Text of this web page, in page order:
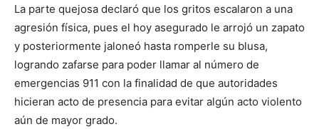
La parte quejosa declaró que los gritos escalaron a una
agresión física, pues el hoy asegurado le arrojó un zapato
y posteriormente jaloneó hasta romperle su blusa,
logrando zafarse para poder llamar al número de
emergencias 911 con la finalidad de que autoridades
hicieran acto de presencia para evitar algún acto violento
aún de mayor grado.